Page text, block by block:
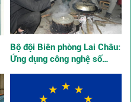
Bộ đội Biên phòng Lai Châu:
Ứng dụng công nghệ số